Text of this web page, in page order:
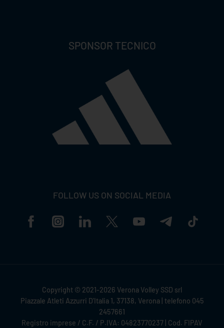
SPONSOR TECNICO
FOLLOW US ON SOCIAL MEDIA
Copyright © 2021-2026 Verona Volley SSD srl
Piazzale Atleti Azzurri D'Italia 1, 37138, Verona | telefono 045
2457661
Registro imprese / C.F. / P.IVA: 04823770237 | Cod. FIPAV